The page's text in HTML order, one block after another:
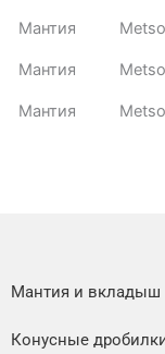
Мантия Metso
Мантия Metso
Мантия Metso
Мантия и вкладыш
Конусные